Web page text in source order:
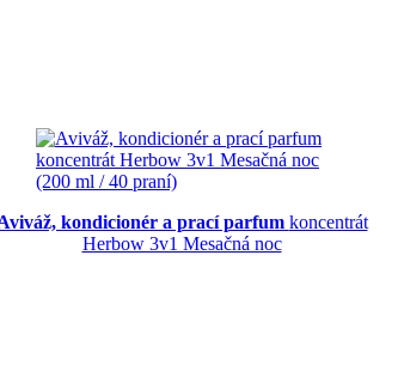
kondicionér a prací parfum koncentrát
Herbow 3v1 Mesačná noc